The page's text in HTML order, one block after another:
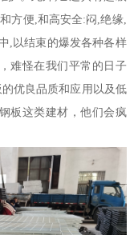
方便,和高安全:闷,绝缘,
,以结束的爆发各种各样
难怪在我们平常的日子
优良品质和应用以及低
板这类建材，他们会疯